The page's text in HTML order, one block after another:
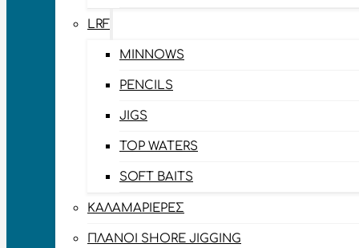
LRF
MINNOWS
PENCILS
JIGS
TOP WATERS
SOFT BAITS
ΚΑΛΑΜΑΡΙΈΡΕΣ
ΠΛΆΝΟΙ SHORE JIGGING